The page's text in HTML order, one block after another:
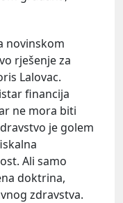
novinskom
rješenje za
Lalovac.
financija
ne mora biti
je golem
Ali samo
doktrina,
zdravstva.